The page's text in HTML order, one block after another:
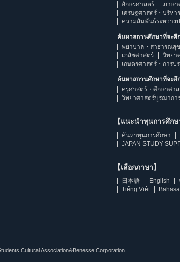
อักษรศาสตร์
ภาษา
เศรษฐศาสตร์・บริห
ความสัมพันธ์ระหว่าง
ค้นหาสถานศึกษาที่จะศึ
พยาบาล・สาธารณสุ
เภสัชศาสตร์
วิทยา
เกษตรศาสตร์・การป
ค้นหาสถานศึกษาที่จะศึ
ครุศาสตร์・ศึกษาศา
วิทยาศาสตร์บูรณากา
【แนะนำทุนการศึกษ
ค้นหาทุนการศึกษา
JAPAN STUDY
【เลือกภาษา】
日本語 English
Tiếng Việt
Cultural Association&Benesse Corporation